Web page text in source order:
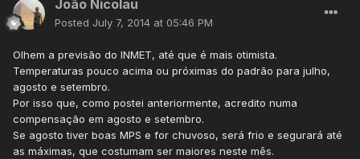
João Nicolau
Posted July 7, 2014 at 05:46 PM
Olhem a previsão do INMET, até que é mais otimista.
Temperaturas pouco acima ou próximas do padrão para julho,
agosto e setembro.
Por isso que, como postei anteriormente, acredito numa
compensação em agosto e setembro.
Se agosto tiver boas MPS e for chuvoso, será frio e segurará até
as máximas, que costumam ser maiores neste mês.